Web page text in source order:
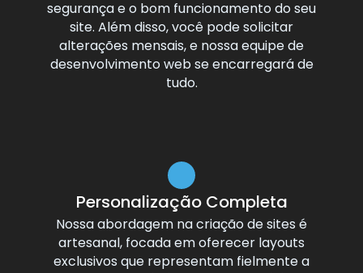
segurança e o bom funcionamento do seu
site. Além disso, você pode solicitar
alterações mensais, e nossa equipe de
desenvolvimento web se encarregará de
tudo.
Personalização Completa
Nossa abordagem na criação de sites é
artesanal, focada em oferecer layouts
exclusivos que representam fielmente a